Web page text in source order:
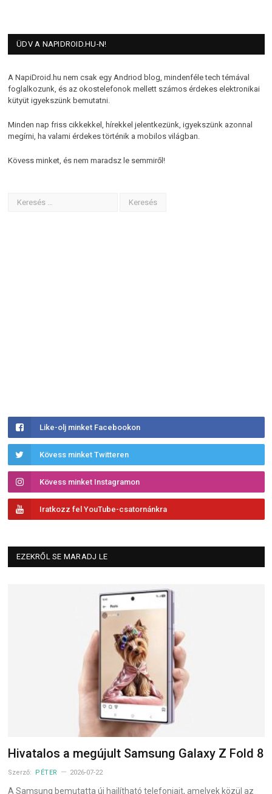
ÜDV A NAPIDROID.HU-N!
A NapiDroid.hu nem csak egy Andriod blog, mindenféle tech témával
foglalkozunk, és az okostelefonok mellett számos érdekes elektronikai
kütyüt igyekszünk bemutatni.
Minden nap friss cikkekkel, hírekkel jelentkezünk, igyekszünk azonnal
megírni, ha valami érdekes történik a mobilos világban.
Kövess minket, és nem maradsz le semmiről!
Like-olj minket Facebookon
Kövess minket Twitteren
Kövess minket Instagramon
Iratkozz fel YouTube-csatornánkra
EZEKRŐL SE MARADJ LE
Hivatalos a megújult Samsung Galaxy Z Fold 8
Szerző: PÉTER 2026-07-22
A Samsung bemutatta új hajlítható telefonjait, amelyek közül az